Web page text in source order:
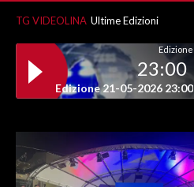
TG VIDEOLINA Ultime Edizioni
Edizione
23:00
Edizione 21-05-2026 23:00